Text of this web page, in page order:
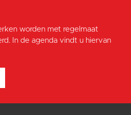
worden met regelmaat
In de agenda vindt u hiervan